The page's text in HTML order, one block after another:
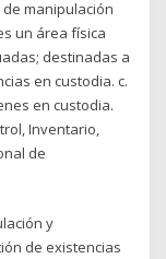
manipulación
un área física
destinadas a
en custodia. c.
en custodia.
Inventario,
de
y
de existencias